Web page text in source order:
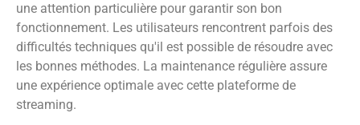
une attention particulière pour garantir son bon
fonctionnement. Les utilisateurs rencontrent parfois des
difficultés techniques qu'il est possible de résoudre avec
les bonnes méthodes. La maintenance régulière assure
une expérience optimale avec cette plateforme de
streaming.